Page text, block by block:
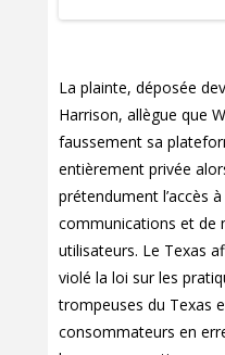
La plainte, déposée
Harrison, allègue que
faussement sa
entièrement privée
prétendument l’accès
communications et de
utilisateurs. Le Texas
violé la loi sur les
trompeuses du Texas
consommateurs en